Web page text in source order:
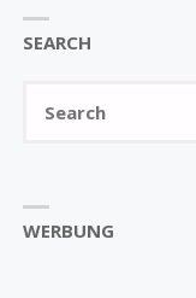
SEARCH
WERBUNG